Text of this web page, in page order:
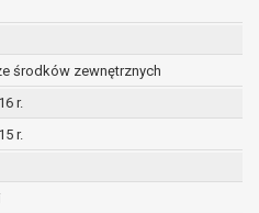
środków zewnętrznych
r.
r.
z przepisów prawa;
ograniczenia
osobowych na
RODO, w przypadku gdy:
dane dotyczą
prawidłowość danych
– na okres pozwalający
sprawdzić
tych danych,